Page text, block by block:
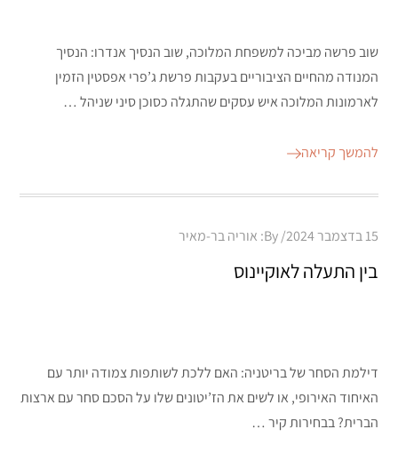
שוב פרשה מביכה למשפחת המלוכה, שוב הנסיך אנדרו: הנסיך
המנודה מהחיים הציבוריים בעקבות פרשת ג’פרי אפסטין הזמין
לארמונות המלוכה איש עסקים שהתגלה כסוכן סיני שניהל …
להמשך קריאה
Posted
15 בדצמבר 2024 By: אוריה בר-מאיר
בין התעלה לאוקיינוס
דילמת הסחר של בריטניה: האם ללכת לשותפות צמודה יותר עם
האיחוד האירופי, או לשים את הז’יטונים שלו על הסכם סחר עם ארצות
הברית? בבחירות קיר …